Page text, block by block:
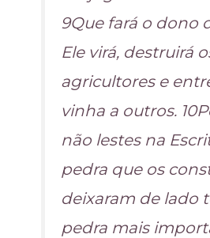
9Que fará o dono
Ele virá, destruirá
agricultores e
vinha a outros.
não lestes na
pedra que os
deixaram de lado
pedra mais